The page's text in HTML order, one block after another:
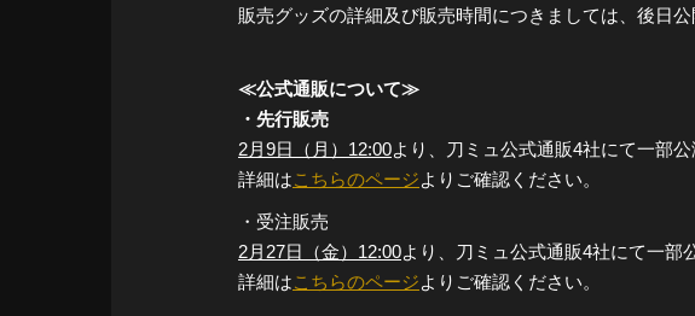
販売グッズの詳細及び販売時間につきましては、後日
≪公式通販について≫
・先行販売
2月9日（月）12:00より、刀ミュ公式通販4社にて一部
詳細はこちらのページよりご確認ください。
・受注販売
2月27日（金）12:00より、刀ミュ公式通販4社にて一部
詳細はこちらのページよりご確認ください。